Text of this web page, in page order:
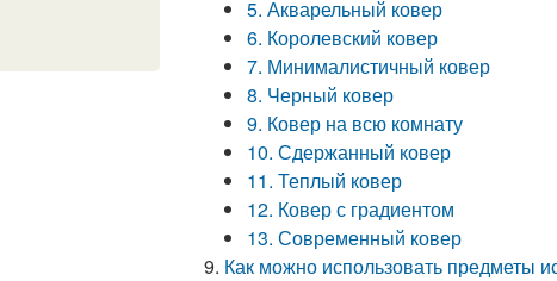
5. Акварельный ковер
6. Королевский ковер
7. Минималистичный ковер
8. Черный ковер
9. Ковер на всю комнату
10. Сдержанный ковер
11. Теплый ковер
12. Ковер с градиентом
13. Современный ковер
Как можно использовать предметы